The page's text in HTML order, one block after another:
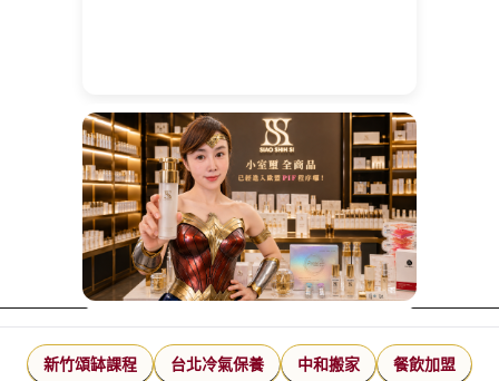
新竹頌缽課程 台北冷氣保養 中和搬家 餐飲加盟